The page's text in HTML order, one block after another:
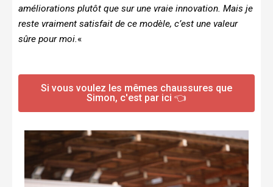
améliorations plutôt que sur une vraie innovation. Mais je
reste vraiment satisfait de ce modèle, c’est une valeur
sûre pour moi.«
Si vous voulez les mêmes chaussures que
Simon, c'est par ici 👈